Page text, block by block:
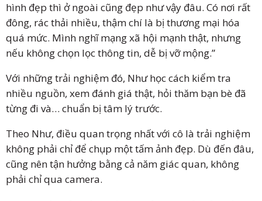
hình đẹp thì ở ngoài cũng đẹp như vậy đâu. Có nơi rất
đông, rác thải nhiều, thậm chí là bị thương mại hóa
quá mức. Mình nghĩ mạng xã hội mạnh thật, nhưng
nếu không chọn lọc thông tin, dễ bị vỡ mộng.”
Với những trải nghiệm đó, Như học cách kiểm tra
nhiều nguồn, xem đánh giá thật, hỏi thăm bạn bè đã
từng đi và… chuẩn bị tâm lý trước.
Theo Như, điều quan trọng nhất với cô là trải nghiệm
không phải chỉ để chụp một tấm ảnh đẹp. Dù đến đâu,
cũng nên tận hưởng bằng cả năm giác quan, không
phải chỉ qua camera.